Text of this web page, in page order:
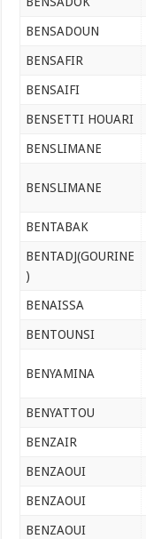
BENSADOUN
BENSAFIR
BENSAIFI
BENSETTI HOUARI
BENSLIMANE
BENSLIMANE
BENTABAK
BENTADJ(GOURINE
)
BENAISSA
BENTOUNSI
BENYAMINA
BENYATTOU
BENZAIR
BENZAOUI
BENZAOUI
BENZAOUI